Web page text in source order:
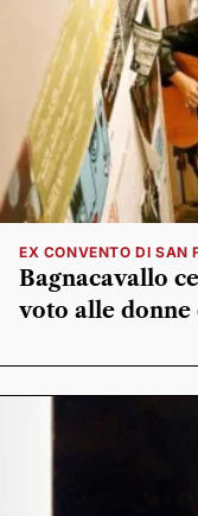
EX CONVENTO DI SAN
Bagnacavallo
voto alle donne